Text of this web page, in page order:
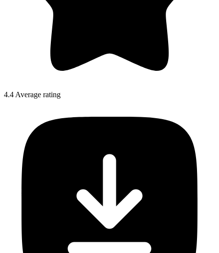
4.4 Average rating